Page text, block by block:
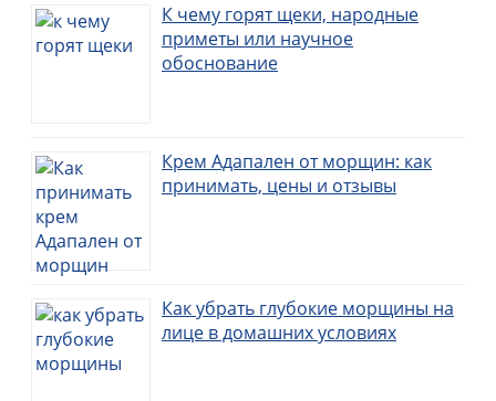
К чему горят щеки, народные
приметы или научное
обоснование
Крем Адапален от морщин: как
принимать, цены и отзывы
Как убрать глубокие морщины на
лице в домашних условиях